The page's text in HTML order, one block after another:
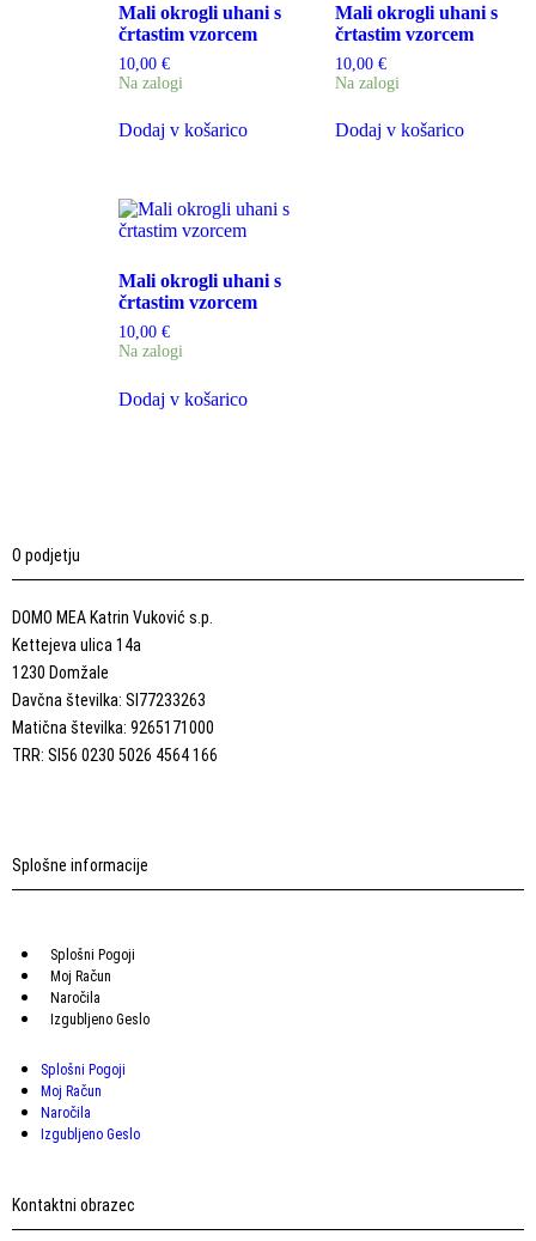
Mali okrogli uhani s
črtastim vzorcem
10,00 €
Na zalogi
Dodaj v košarico
Mali okrogli uhani s
črtastim vzorcem
10,00€
Na zalogi
Dodaj v košarico
Mali okrogli uhani s
črtastim vzorcem
10,00 €
Na zalogi
Dodaj v košarico
O podjetju
DOMO MEA Katrin Vuković s.p.
Kettejeva ulica 14a
1230 Domžale
Davčna številka: SI77233263
Matična številka: 9265171000
TRR: SI56 0230 5026 4564 166
Splošne informacije
Splošni Pogoji
Moj Račun
Naročila
Izgubljeno Geslo
Splošni Pogoji
Moj Račun
Naročila
Izgubljeno Geslo
Kontaktni obrazec